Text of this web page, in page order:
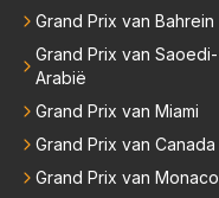
Grand Prix van Bahrein
Grand Prix van Saoedi-
Arabië
Grand Prix van Miami
Grand Prix van Canada
Grand Prix van Monaco